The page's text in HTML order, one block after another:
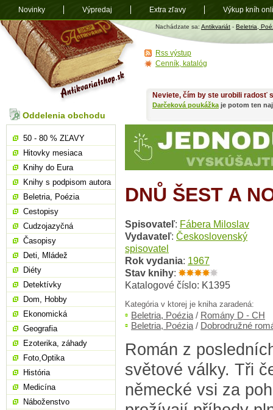
Antikvariát
shop.sk
Nachádzate sa: Antikvariát - Beletria,
DNŮ ŠEST A
Spisovateľ: Fábera Miloslav
Vydavateľ: Československý
spisovatel
Rok vydania: 1967
Stav knihy:
Katalogové číslo: K1395
Kategória v ktorej je kniha zaradená:
Beletria, Poézia / Romány D - CH
Beletria, Poézia / Dobrodružné
Román z
světové války. Tři
německé vsi za
Neviete, čím by ste urobili radosť
Darčeková poukážka je potom ten
Oddelenia obchodu
50 - 80 % ZĽAVY
Hitovky mesiaca
Knihy do Eura
Knihy s podpisom autora
Beletria, Poézia
Cestopisy
Cudzojazyčná
Časopisy
Deti, Mládež
Diéty
Detektívky
Dom, Hobby
Ekonomická
Geografia
Ezoterika, záhady
Foto,Optika
História
Medicína
Náboženstvo
Rss výstup
Cenník, katalóg
Novinky Výpredaj Extra zľavy Výkup kníh